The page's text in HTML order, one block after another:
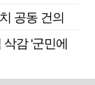
공동 건의
감 '군민에